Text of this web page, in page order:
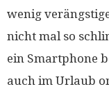
wenig
nicht mal so
ein Smartphone
auch im Urlaub